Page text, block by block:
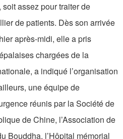
assez pour traiter de
de patients. Dès son arrivée
après-midi, elle a pris
chargées de la
a indiqué l’organisation
une équipe de
réunis par la Société de
de Chine, l’Association de
Bouddha, l’Hôpital mémorial